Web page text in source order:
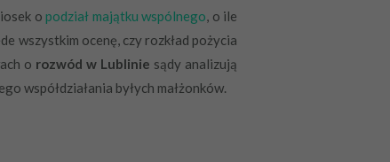
opodział majątku wspólnego, o ile
wszystkim ocenę, czy rozkład pożycia
o rozwód w Lublinie sądy analizują
współdziałania byłych małżonków.